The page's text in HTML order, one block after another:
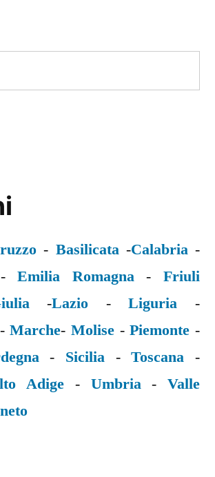
- Basilicata-Calabria-
Emilia Romagna-Friuli
-Lazio -Liguria -
-Marche-Molise -Piemonte -
- Sicilia -Toscana -
Adige - Umbria-Valle